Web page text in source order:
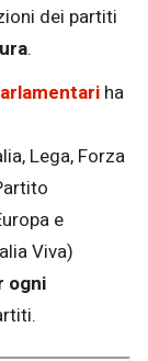
dei partiti
.
ha
Lega, Forza
e
Viva)
ogni